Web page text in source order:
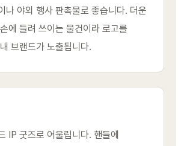
나 야외 행사 판촉물로 좋습니다. 더운
에 들려 쓰이는 물건이라 로고를
브랜드가 노출됩니다.
IP 굿즈로 어울립니다. 핸들에